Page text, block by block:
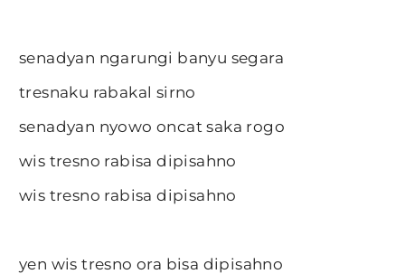
senadyan ngarungi banyu segara
tresnaku rabakal sirno
senadyan nyowo oncat saka rogo
wis tresno rabisa dipisahno
wis tresno rabisa dipisahno
yen wis tresno ora bisa dipisahno